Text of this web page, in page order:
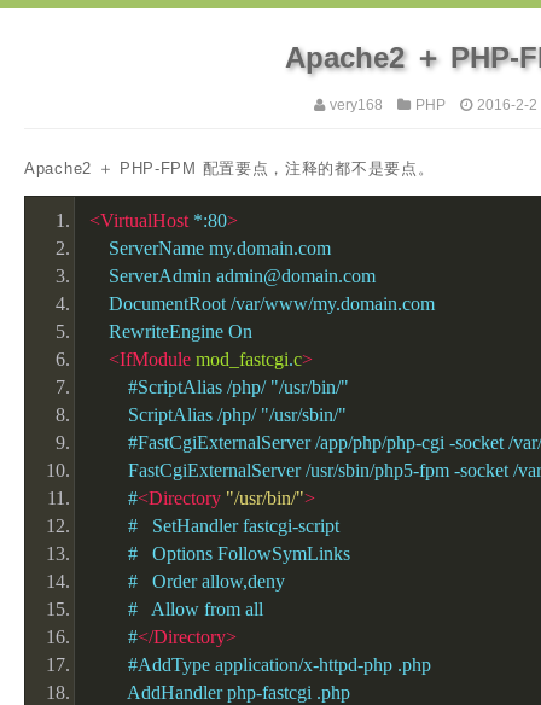
Apache2 ＋ PHP-
very168 PHP 2016-
Apache2 ＋ PHP-FPM 配置要点，注释的都不是要点。
<VirtualHost *:80>
    ServerName my.domain.com
    ServerAdmin admin@domain.com
    DocumentRoot /var/www/my.domain.com
    RewriteEngine On
<IfModule mod_fastcgi.c>
        #ScriptAlias /php/ "/usr/bin/"
        ScriptAlias /php/ "/usr/sbin/"
#FastCgiExternalServer /app/php/php-cgi -socket /
FastCgiExternalServer /usr/sbin/php5-fpm -socket /
        #
<Directory "/usr/bin/">
        #   SetHandler fastcgi-script
        #   Options FollowSymLinks
        #   Order allow,deny
        #   Allow from all
        #
</Directory>
        #AddType application/x-httpd-php .php
        AddHandler php-fastcgi .php